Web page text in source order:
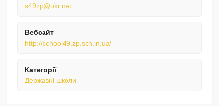
s49zp@ukr.net
Вебсайт
http://school49.zp.sch.in.ua/
Категорії
Державні школи